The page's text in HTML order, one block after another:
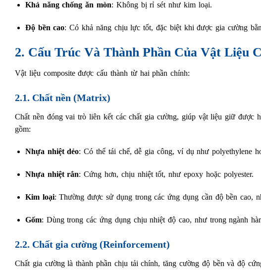
Khả năng chống ăn mòn: Không bị rỉ sét như kim loại.
Độ bền cao: Có khả năng chịu lực tốt, đặc biệt khi được gia cường
2. Cấu Trúc Và Thành Phần Của Vật Liệu
Vật liệu composite được cấu thành từ hai phần chính:
2.1. Chất nền (Matrix)
Chất nền đóng vai trò liên kết các chất gia cường, giúp vật liệu giữ được
gồm:
Nhựa nhiệt dẻo: Có thể tái chế, dễ gia công, ví dụ như polyethylene
Nhựa nhiệt rắn: Cứng hơn, chịu nhiệt tốt, như epoxy hoặc polyester.
Kim loại: Thường được sử dụng trong các ứng dụng cần độ bền cao,
Gốm: Dùng trong các ứng dụng chịu nhiệt độ cao, như trong ngành
2.2. Chất gia cường (Reinforcement)
Chất gia cường là thành phần chịu tải chính, tăng cường độ bền và độ